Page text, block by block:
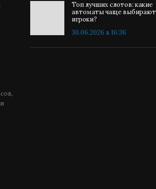
Топ лучших слотов: какие
автоматы чаще выбирают
игроки?
30.06.2026 в 16:36